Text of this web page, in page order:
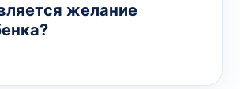
желание